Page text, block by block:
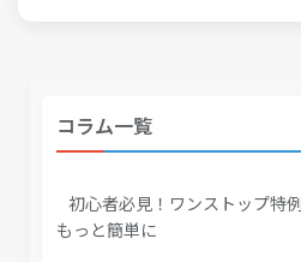
コラム一覧
初心者必見！ワンストップ特
もっと簡単に